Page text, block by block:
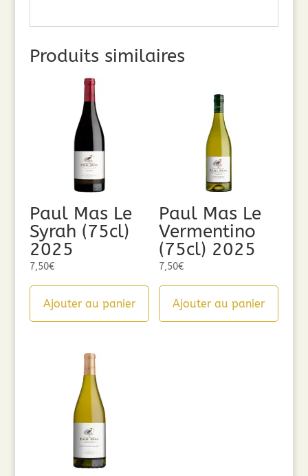
Produits similaires
Paul Mas Le
Syrah (75cl)
2025
7,50€
Ajouter au panier
Paul Mas Le
Vermentino
(75cl) 2025
7,50€
Ajouter au panier